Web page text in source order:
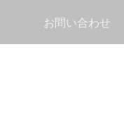
お問い合わせ